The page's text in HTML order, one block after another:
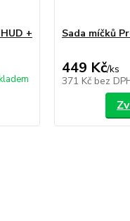
+
Sada míčků
449 Kč/ks
371 Kč bez